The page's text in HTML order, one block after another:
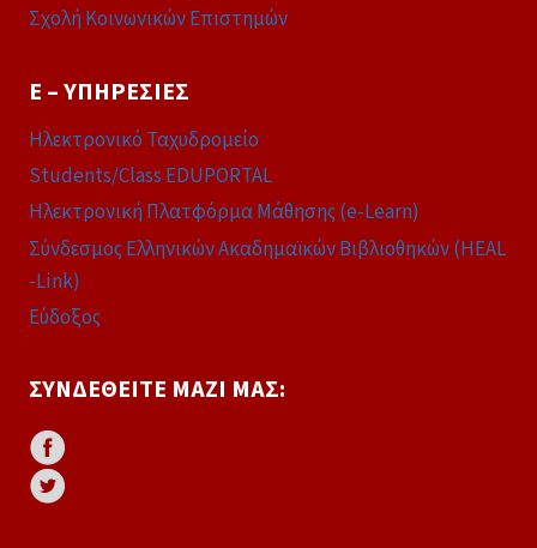
Σχολή Κοινωνικών Επιστημών
E – ΥΠΗΡΕΣΊΕΣ
Ηλεκτρονικό Ταχυδρομείο
Students/Class EDUPORTAL
Ηλεκτρονική Πλατφόρμα Μάθησης (e-Learn)
Σύνδεσμος Ελληνικών Ακαδημαϊκών Βιβλιοθηκών (HEAL
-Link)
Εύδοξος
ΣΥΝΔΕΘΕΊΤΕ ΜΑΖΊ ΜΑΣ: